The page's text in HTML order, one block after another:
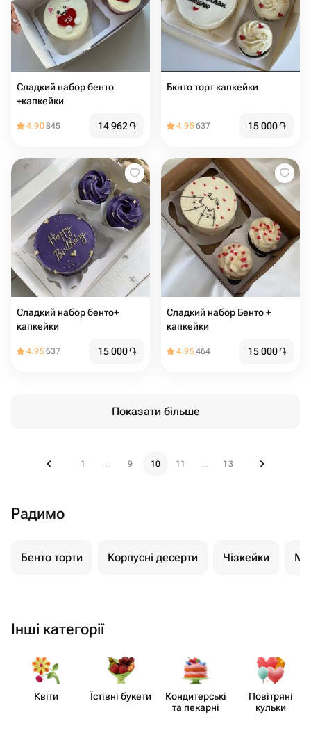
Сладкий набор бенто
+капкейки
4.90845 14 962֏
Бкнто торт капкейки
4.95637 15 000֏
Сладкий набор бенто+
капкейки
4.95637 15 000֏
Сладкий набор Бенто +
капкейки
4.95464 15 000֏
Показати більше
1 ... 9 10 11 ... 13
Радимо
Бенто торти Корпусні десерти Чізкейки
Інші категорії
Квіти Їстівні букети
Кондит​ерські
та пекарні
Повітряні
кульки